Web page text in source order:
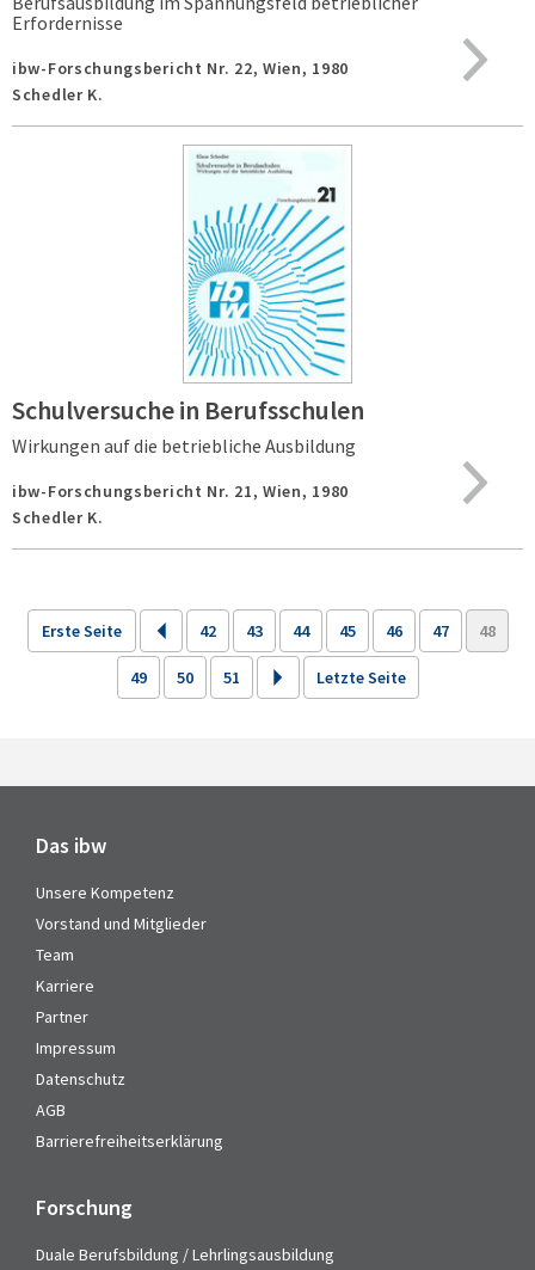
Erfordernisse
ibw-Forschungsbericht Nr. 22, Wien, 1980
Schedler K.
Schulversuche in Berufsschulen
Wirkungen auf die betriebliche Ausbildung
ibw-Forschungsbericht Nr. 21, Wien, 1980
Schedler K.
Erste Seite 42 43 44 45 46 47 48
49 50 51 Letzte Seite
Das ibw
Unsere Kompetenz
Vorstand und Mitglieder
Team
Karriere
Partner
Impressum
Datenschutz
AGB
Barrierefreiheitserklärung
Forschung
Duale Berufsbildung / Lehrlingsausbildung